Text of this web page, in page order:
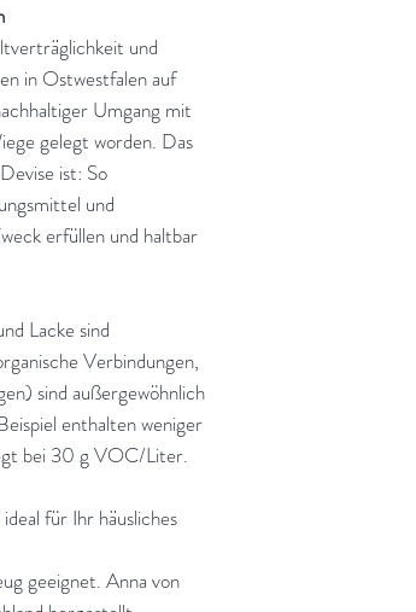
und
in Ostwestfalen auf
Umgang mit
gelegt worden. Das
ist: So
und
erfüllen und haltbar
Lacke sind
Verbindungen,
sind außergewöhnlich
enthalten weniger
bei 30 g VOC/Liter.
für Ihr häusliches
geeignet. Anna von